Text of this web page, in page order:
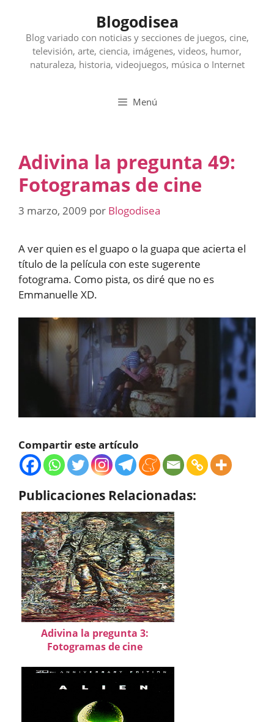
contenido
Blogodisea
Blog variado con noticias y secciones de juegos, cine,
televisión, arte, ciencia, imágenes, videos, humor,
naturaleza, historia, videojuegos, música o Internet
Menú
Adivina la pregunta 49:
Fotogramas de cine
3 marzo, 2009 por Blogodisea
A ver quien es el guapo o la guapa que acierta el
título de la película con este sugerente
fotograma. Como pista, os diré que no es
Emmanuelle XD.
Compartir este artículo
Publicaciones Relacionadas:
Adivina la pregunta 3:
Fotogramas de cine